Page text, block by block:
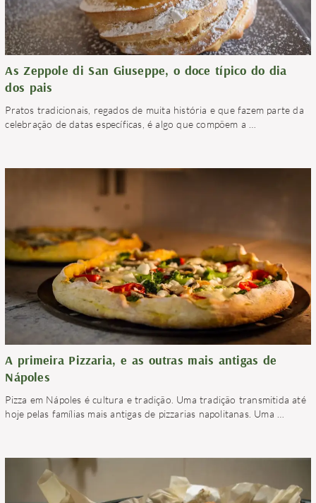
As Zeppole di San Giuseppe, o doce típico do dia
dos pais
Pratos tradicionais, regados de muita história e que fazem parte da
celebração de datas específicas, é algo que compõem a
A primeira Pizzaria, e as outras mais antigas de
Nápoles
Pizza em Nápoles é cultura e tradição. Uma tradição transmitida até
hoje pelas famílias mais antigas de pizzarias napolitanas. Uma